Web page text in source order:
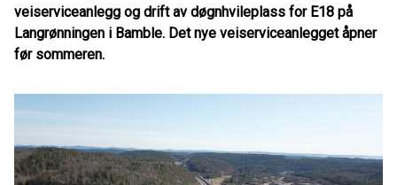
veiserviceanlegg og drift av døgnhvileplass for E18 på
Langrønningen i Bamble. Det nye veiserviceanlegget åpner
før sommeren.